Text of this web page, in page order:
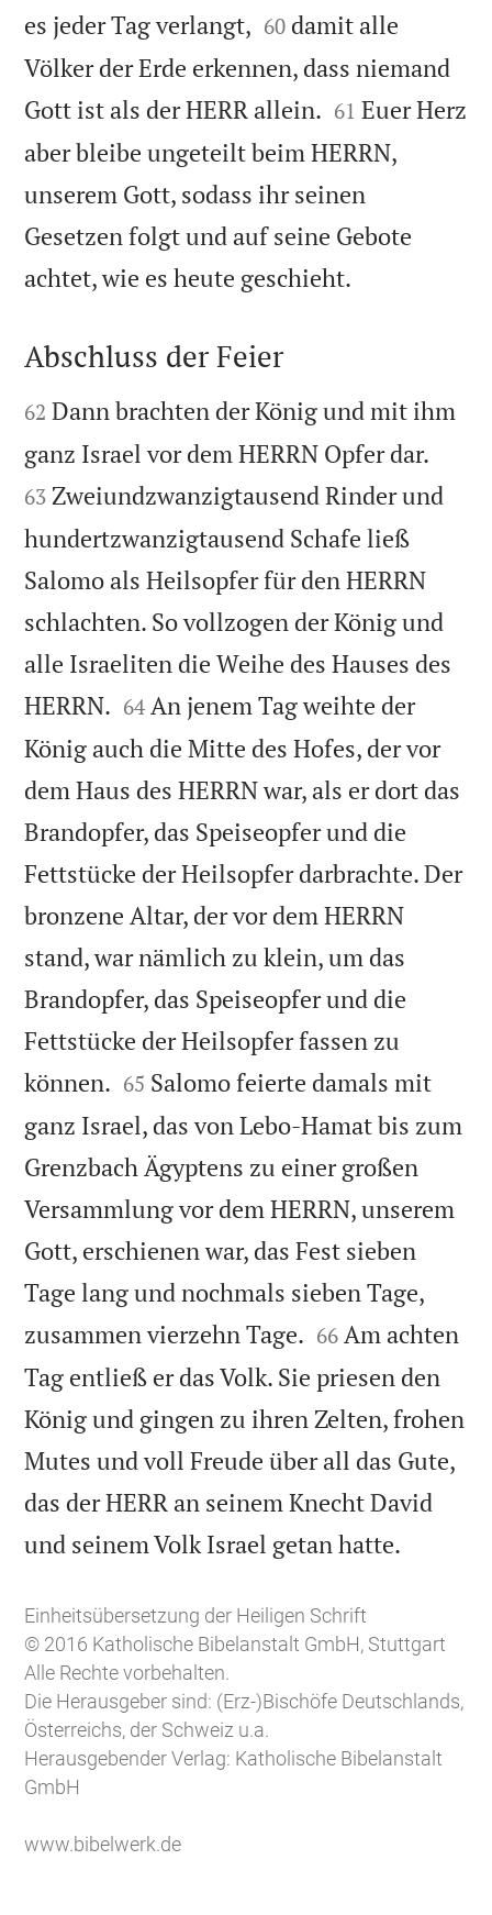
es jeder Tag verlangt, 

60 damit alle
Völker der Erde erkennen, dass niemand
Gott ist als der HERR allein. 

61 Euer Herz
aber bleibe ungeteilt beim HERRN,
unserem Gott, sodass ihr seinen
Gesetzen folgt und auf seine Gebote
achtet, wie es heute geschieht.

Abschluss der Feier

62 Dann brachten der König und mit ihm
ganz Israel vor dem HERRN Opfer dar.
63 Zweiundzwanzigtausend Rinder und
hundertzwanzigtausend Schafe ließ
Salomo als Heilsopfer für den HERRN
schlachten. So vollzogen der König und
alle Israeliten die Weihe des Hauses des
HERRN. 

64 An jenem Tag weihte der
König auch die Mitte des Hofes, der vor
dem Haus des HERRN war, als er dort das
Brandopfer, das Speiseopfer und die
Fettstücke der Heilsopfer darbrachte. Der
bronzene Altar, der vor dem HERRN
stand, war nämlich zu klein, um das
Brandopfer, das Speiseopfer und die
Fettstücke der Heilsopfer fassen zu
können. 

65 Salomo feierte damals mit
ganz Israel, das von Lebo-Hamat bis zum
Grenzbach Ägyptens zu einer großen
Versammlung vor dem HERRN, unserem
Gott, erschienen war, das Fest sieben
Tage lang und nochmals sieben Tage,
zusammen vierzehn Tage. 

66 Am achten
Tag entließ er das Volk. Sie priesen den
König und gingen zu ihren Zelten, frohen
Mutes und voll Freude über all das Gute,
das der HERR an seinem Knecht David
und seinem Volk Israel getan hatte.
Einheitsübersetzung der Heiligen Schrift
© 2016 Katholische Bibelanstalt GmbH, Stuttgart
Alle Rechte vorbehalten.
Die Herausgeber sind: (Erz-)Bischöfe Deutschlands,
Österreichs, der Schweiz u.a.
Herausgebender Verlag: Katholische Bibelanstalt
GmbH
www.bibelwerk.de